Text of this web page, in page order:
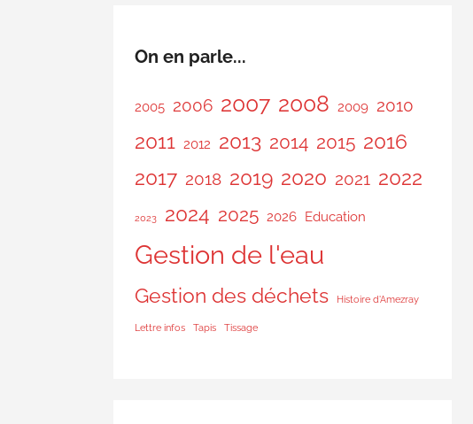
On en parle...
2005 2006 2007 2008 2009 2010
2011 2012 2013 2014 2015 2016
2017 2018 2019 2020 2021 2022
2023 2024 2025 2026 Education
Gestion de l'eau
Gestion des déchets Histoire d'Amezray
Lettre infos Tapis Tissage